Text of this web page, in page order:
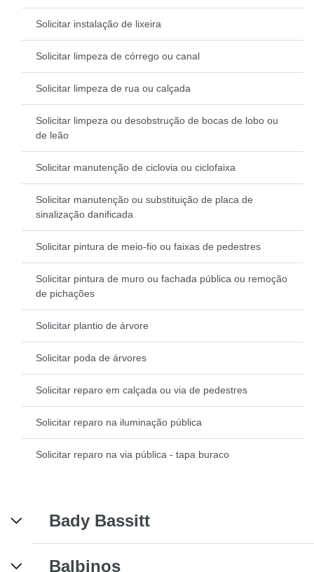
Solicitar instalação de lixeira
Solicitar limpeza de córrego ou canal
Solicitar limpeza de rua ou calçada
Solicitar limpeza ou desobstrução de bocas de lobo ou
de leão
Solicitar manutenção de ciclovia ou ciclofaixa
Solicitar manutenção ou substituição de placa de
sinalização danificada
Solicitar pintura de meio-fio ou faixas de pedestres
Solicitar pintura de muro ou fachada pública ou remoção
de pichações
Solicitar plantio de árvore
Solicitar poda de árvores
Solicitar reparo em calçada ou via de pedestres
Solicitar reparo na iluminação pública
Solicitar reparo na via pública - tapa buraco
Bady Bassitt
Balbinos